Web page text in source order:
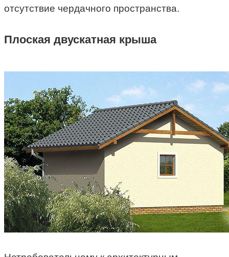
отсутствие чердачного пространства.
Плоская двускатная крыша